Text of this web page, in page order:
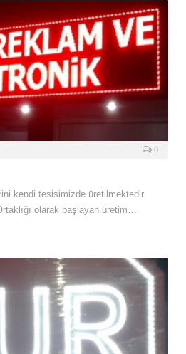
0
kendi tesisimizde üretilmektedir.
olarak başlayan üretim…